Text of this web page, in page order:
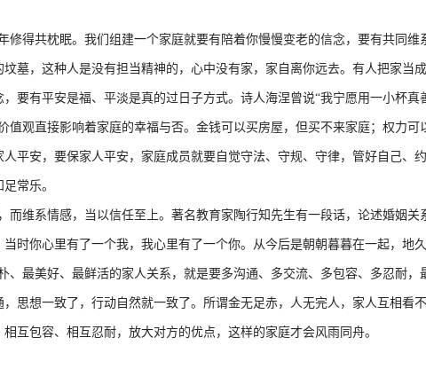
得共枕眠。我们组建一个家庭就要有陪着你慢慢变老的信念，要有共同维
墓，这种人是没有担当精神的，心中没有家，家自离你远去。有人把家当
要有平安是福、平淡是真的过日子方式。诗人海涅曾说“我宁愿用一小杯
值观直接影响着家庭的幸福与否。金钱可以买房屋，但买不来家庭；权力
平安，要保家人平安，家庭成员就要自觉守法、守规、守律，管好自己、
常乐。
维系情感，当以信任至上。著名教育家陶行知先生有一段话，论述婚姻关
时你心里有了一个我，我心里有了一个你。从今后是朝朝暮暮在一起，地
、最美好、最鲜活的家人关系，就是要多沟通、多交流、多包容、多忍耐
思想一致了，行动自然就一致了。所谓金无足赤，人无完人，家人互相看
互包容、相互忍耐，放大对方的优点，这样的家庭才会风雨同舟。